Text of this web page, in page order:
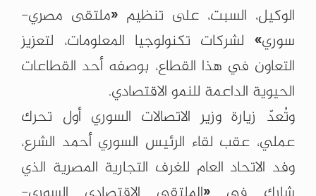
الوكيل، السبت، على تنظيم «ملتقى مصري-
سوري» لشركات تكنولوجيا المعلومات، لتعزيز
التعاون في هذا القطاع، بوصفه أحد القطاعات
الحيوية الداعمة للنمو الاقتصادي.
وتُعدّ زيارة وزير الاتصالات السوري أول تحرك
عملي، عقب لقاء الرئيس السوري أحمد الشرع،
وفد الاتحاد العام للغرف التجارية المصرية الذي